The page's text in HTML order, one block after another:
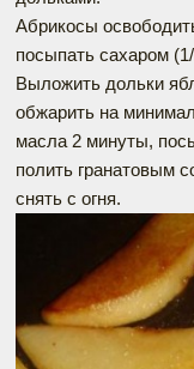
Абрикосы
посыпать сахаром
Выложить дольки
обжарить на
масла 2 минуты,
полить гранатовым
снять с огня.